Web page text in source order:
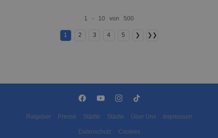
1 - 10 von 500
1 2 3 4 5 ❯ ❯❯
Ratgeber Presse Städte Städte Über Uns Impressum
Datenschutz Cookies